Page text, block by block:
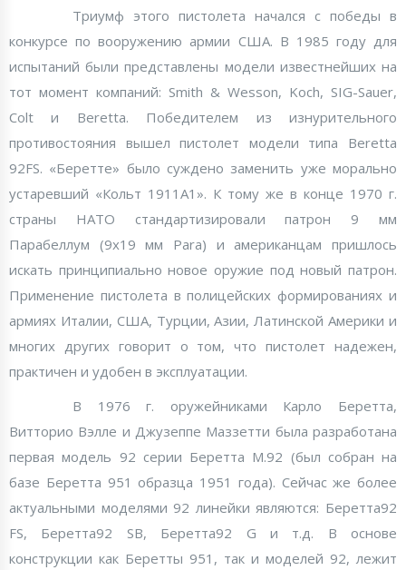
Триумф этого пистолета начался с победы в
конкурсе по вооружению армии США. В 1985 году для
испытаний были представлены модели известнейших на
тот момент компаний: Smith & Wesson, Koch, SIG-Sauer,
Colt и Beretta. Победителем из изнурительного
противостояния вышел пистолет модели типа Beretta
92FS. «Беретте» было суждено заменить уже морально
устаревший «Кольт 1911А1». К тому же в конце 1970 г.
страны НАТО стандартизировали патрон 9 мм
Парабеллум (9x19 мм Para) и американцам пришлось
искать принципиально новое оружие под новый патрон.
Применение пистолета в полицейских формированиях и
армиях Италии, США, Турции, Азии, Латинской Америки и
многих других говорит о том, что пистолет надежен,
практичен и удобен в эксплуатации.
В 1976 г. оружейниками Карло Беретта,
Витторио Вэлле и Джузеппе Маззетти была разработана
первая модель 92 серии Беретта M.92 (был собран на
базе Беретта 951 образца 1951 года). Сейчас же более
актуальными моделями 92 линейки являются: Беретта92
FS, Беретта92 SB, Беретта92 G и т.д. В основе
конструкции как Беретты 951, так и моделей 92, лежит